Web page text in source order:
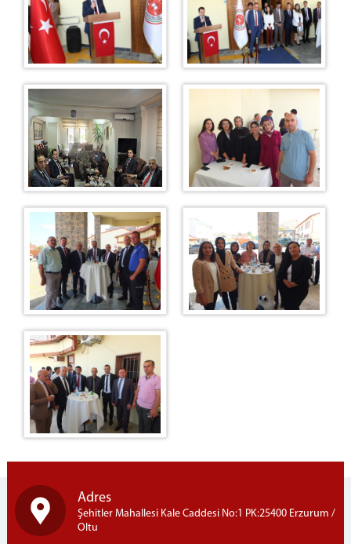
BİRİMLER
Ön Büro
Oltu İcra Dairesi
Oltu Seçim Müdürlüğü
Oltu Denetimli Serbestlik Müdürlüğü
Denetimli Serbestlik Mevzuatı
Denetimli Serbestlik Görevleri
Denetimli Serbestlik Koruma Kurulları
Denetimli Serbestlik Sıkça Sorulan Sorular
Denetimli Serbestlik Ulaşım ve İletişim
MÜLHAKATLAR
Şenkaya Adliyesi
Oltu T Tipi Kapalı Ceza İnfaz Kurumu
İLETİŞİM
Ulaşım ve İletişim Bilgileri
Dahili Telefonlar
Adres
Şehitler Mahallesi Kale Caddesi No:1 PK:25400 Erzurum /
Oltu